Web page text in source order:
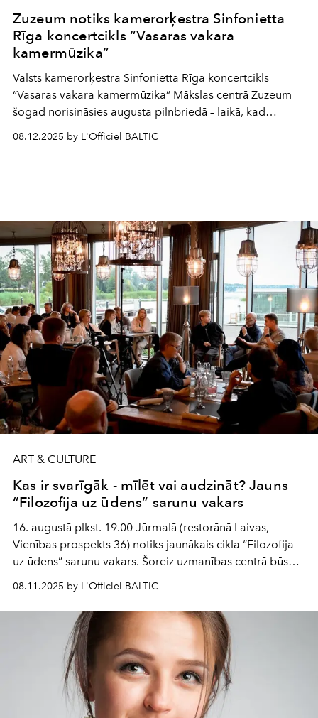
Zuzeum notiks kamerorķestra Sinfonietta
Rīga koncertcikls “Vasaras vakara
kamermūzika”
Valsts kamerorķestra Sinfonietta Rīga koncertcikls
“Vasaras vakara kamermūzika” Mākslas centrā Zuzeum
šogad norisināsies augusta pilnbriedā – laikā, kad
jau virmo rudenīgu noskaņu vēsmas. Īpašu noskaņu
08.12.2025 by L'Officiel BALTIC
ART & CULTURE
Kas ir svarīgāk - mīlēt vai audzināt? Jauns
“Filozofija uz ūdens” sarunu vakars
16. augustā plkst. 19.00 Jūrmalā (restorānā Laivas,
Vienības prospekts 36) notiks jaunākais cikla “Filozofija
uz ūdens” sarunu vakars. Šoreiz uzmanības centrā būs
vienkārši pārdzīvot un aizmirst - pubertāte. Vakara viesi -
psihiatrs, mākslinieks un zinātņu kandidāts Andrejs Biļžo,
TV raidījumu vadītāja Tatjana Lazareva un jaunais
mūziķis, Emīla Dārziņa mūzikas skolas audzēknis, valsts
konkursa laureāts Platons Lanskojs.
08.11.2025 by L'Officiel BALTIC